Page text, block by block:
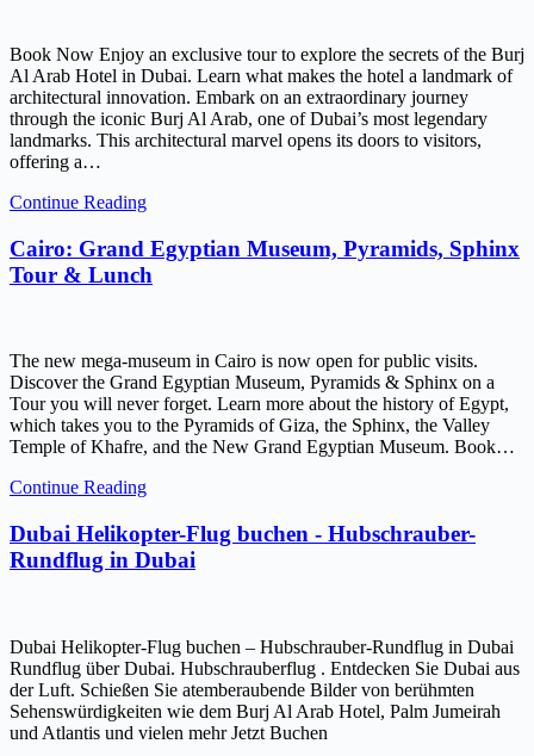
Book Now Enjoy an exclusive tour to explore the secrets of the Burj
Al Arab Hotel in Dubai. Learn what makes the hotel a landmark of
architectural innovation. Embark on an extraordinary journey
through the iconic Burj Al Arab, one of Dubai’s most legendary
landmarks. This architectural marvel opens its doors to visitors,
offering a…
Continue Reading
Cairo: Grand Egyptian Museum, Pyramids, Sphinx
Tour & Lunch
The new mega-museum in Cairo is now open for public visits.
Discover the Grand Egyptian Museum, Pyramids & Sphinx on a
Tour you will never forget. Learn more about the history of Egypt,
which takes you to the Pyramids of Giza, the Sphinx, the Valley
Temple of Khafre, and the New Grand Egyptian Museum. Book…
Continue Reading
Dubai Helikopter-Flug buchen - Hubschrauber-
Rundflug in Dubai
Dubai Helikopter-Flug buchen – Hubschrauber-Rundflug in Dubai
Rundflug über Dubai. Hubschrauberflug . Entdecken Sie Dubai aus
der Luft. Schießen Sie atemberaubende Bilder von berühmten
Sehenswürdigkeiten wie dem Burj Al Arab Hotel, Palm Jumeirah
und Atlantis und vielen mehr Jetzt Buchen